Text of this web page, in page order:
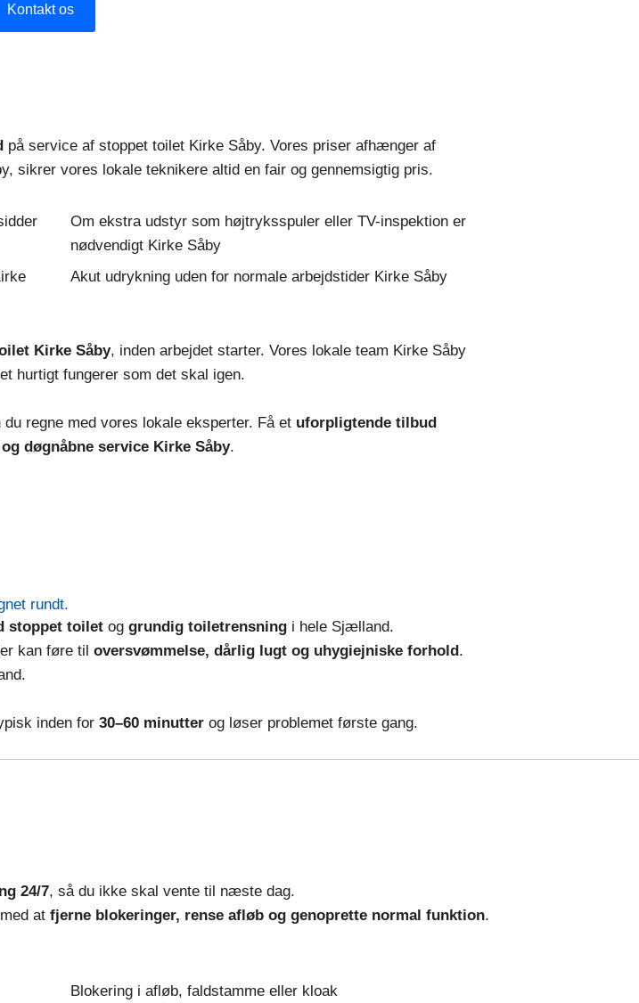
Kontakt os
på service af stoppet toilet Kirke Såby. Vores priser afhænger af
sikrer vores lokale teknikere altid en fair og gennemsigtig pris.
Om ekstra udstyr som højtryksspuler eller TV-inspektion er
nødvendigt Kirke Såby
Akut udrykning uden for normale arbejdstider Kirke Såby
Kirke Såby, inden arbejdet starter. Vores lokale team Kirke Såby
hurtigt fungerer som det skal igen.
regne med vores lokale eksperter. Få et uforpligtende tilbud
døgnåbne service Kirke Såby.
rundt.
stoppet toilet og grundig toiletrensning i hele Sjælland.
kan føre til oversvømmelse, dårlig lugt og uhygiejniske forhold.
inden for 30–60 minutter og løser problemet første gang.
24/7, så du ikke skal vente til næste dag.
at fjerne blokeringer, rense afløb og genoprette normal funktion.
Blokering i afløb, faldstamme eller kloak